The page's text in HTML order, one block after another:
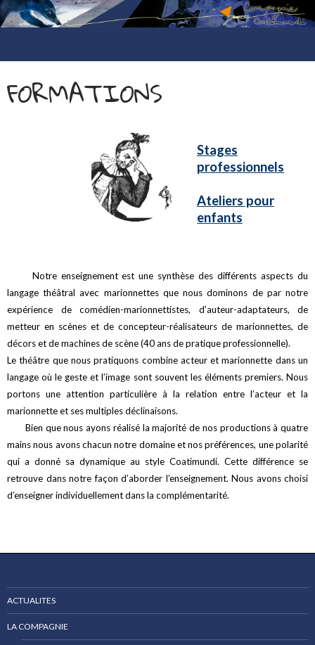
CONTENU
FORMATIONS
Stages
professionnels
Ateliers pour
enfants
Notre enseignement est une synthèse des différents aspects du
langage théâtral avec marionnettes que nous dominons de par notre
expérience de comédien-marionnettistes, d’auteur-adaptateurs, de
metteur en scènes et de concepteur-réalisateurs de marionnettes, de
décors et de machines de scène (40 ans de pratique professionnelle).
Le théâtre que nous pratiquons combine acteur et marionnette dans un
langage où le geste et l’image sont souvent les éléments premiers. Nous
portons une attention particulière à la relation entre l’acteur et la
marionnette et ses multiples déclinaisons.
Bien que nous ayons réalisé la majorité de nos productions à quatre
mains nous avons chacun notre domaine et nos préférences, une polarité
qui a donné sa dynamique au style Coatimundi. Cette différence se
retrouve dans notre façon d’aborder l’enseignement. Nous avons choisi
d’enseigner individuellement dans la complémentarité.
ACTUALITES
LA COMPAGNIE